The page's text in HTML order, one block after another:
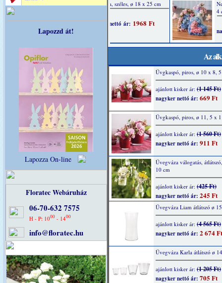
Lapozzd át!
Lapozza On-line
Floratec Webáruház
06-70-632 7575
H - P: 1000- 1400
info@floratec.hu
Az
Üvgkaspó, piros, ø 10 x 8,
ajánlott kisker ár: (1 145 Ft)
nagyker nettó ár: 669 Ft
Üvgkaspó, piros, ø 11, 5 x
ajánlott kisker ár: (1 560 Ft)
nagyker nettó ár: 911 Ft
Üvegváza válogatás,
10 cm
ajánlott kisker ár: (425 Ft)
nagyker nettó ár: 245 Ft
Üvegváza Liam átlátszó ø
ajánlott kisker ár: (4 565 Ft)
nagyker nettó ár: 2 674 Ft
Üvegváza Karla átlátszó ø
ajánlott kisker ár: (1 205 Ft)
nagyker nettó ár: 705 Ft